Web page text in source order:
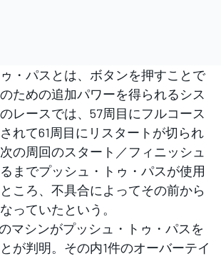
・パスとは、ボタンを押すことで
ための追加パワーを得られるシス
レースでは、57周目にフルコース
れて61周目にリスタートが切られ
の周回のスタート／フィニッシュ
までプッシュ・トゥ・パスが使用
ころ、不具合によってその前から
っていたという。
マシンがプッシュ・トゥ・パスを
が判明。その内1件のオーバーテイ